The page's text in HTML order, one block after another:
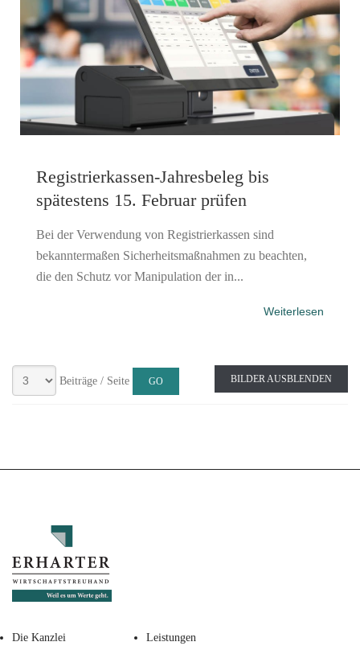
Registrierkassen-Jahresbeleg bis
spätestens 15. Februar prüfen
Bei der Verwendung von Registrierkassen sind
bekanntermaßen Sicherheitsmaßnahmen zu beachten,
die den Schutz vor Manipulation der in...
Weiterlesen
Beiträge / Seite BILDER AUSBLENDEN
Die Kanzlei Leistungen